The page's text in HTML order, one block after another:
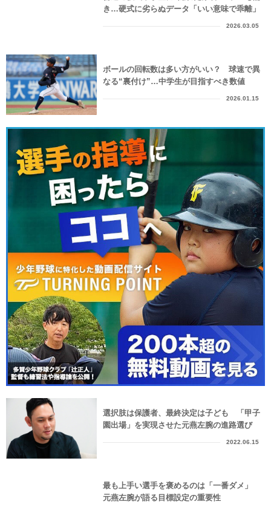
き…硬式に劣らぬデータ「いい意味で乖離」
2026.03.05
ボールの回転数は多い方がいい？ 球速で異
なる“裏付け”…中学生が目指すべき数値
2026.01.15
選択肢は保護者、最終決定は子ども 「甲子
園出場」を実現させた元燕左腕の進路選び
2022.06.15
最も上手い選手を褒めるのは「一番ダメ」
元燕左腕が語る目標設定の重要性